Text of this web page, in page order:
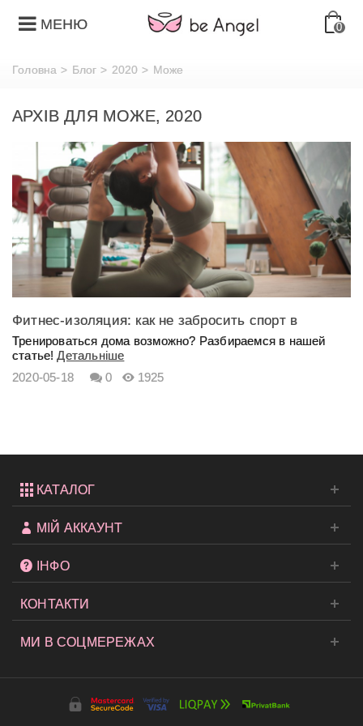
МЕНЮ 0
Головна > Блог > 2020 > Може
АРХІВ ДЛЯ МОЖЕ, 2020
Фитнес-изоляция: как не забросить спорт в
условиях карантина
Тренироваться дома возможно? Разбираемся в нашей
статье! Детальніше
2020-05-18
0 1925
КАТАЛОГ
МІЙ АККАУНТ
ІНФО
КОНТАКТИ
МИ В СОЦМЕРЕЖАХ